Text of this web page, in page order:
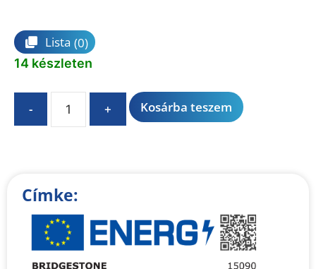
Lista (0)
14 készleten
- + Kosárba teszem
t
i
v
Címke: